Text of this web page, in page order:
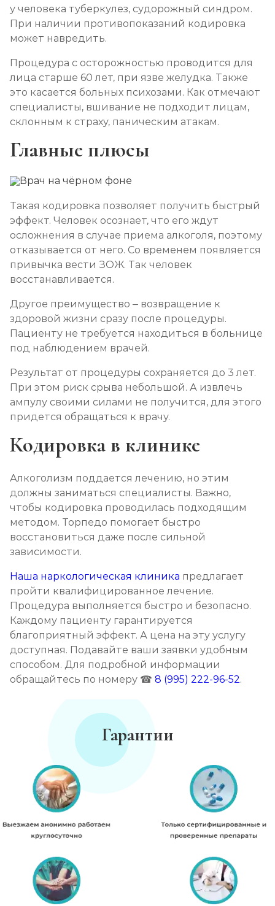
у человека туберкулез, судорожный синдром.
При наличии противопоказаний кодировка
может навредить.
Процедура с осторожностью проводится для
лица старше 60 лет, при язве желудка. Также
это касается больных психозами. Как отмечают
специалисты, вшивание не подходит лицам,
склонным к страху, паническим атакам.
Главные плюсы
Такая кодировка позволяет получить быстрый
эффект. Человек осознает, что его ждут
осложнения в случае приема алкоголя, поэтому
отказывается от него. Со временем появляется
привычка вести ЗОЖ. Так человек
восстанавливается.
Другое преимущество – возвращение к
здоровой жизни сразу после процедуры.
Пациенту не требуется находиться в больнице
под наблюдением врачей.
Результат от процедуры сохраняется до 3 лет.
При этом риск срыва небольшой. А извлечь
ампулу своими силами не получится, для этого
придется обращаться к врачу.
Кодировка в клинике
Алкоголизм поддается лечению, но этим
должны заниматься специалисты. Важно,
чтобы кодировка проводилась подходящим
методом. Торпедо помогает быстро
восстановиться даже после сильной
зависимости.
Наша наркологическая клиника предлагает
пройти квалифицированное лечение.
Процедура выполняется быстро и безопасно.
Каждому пациенту гарантируется
благоприятный эффект. А цена на эту услугу
доступная. Подавайте ваши заявки удобным
способом. Для подробной информации
обращайтесь по номеру ☎ 8 (995) 222-96-52.
Гарантии